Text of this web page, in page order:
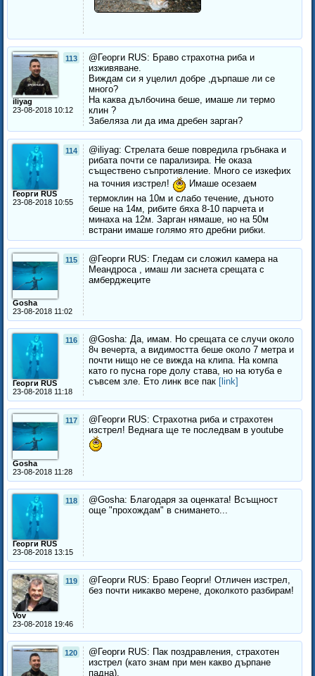
113
iliyag
23-08-2018 10:12
@Георги RUS: Браво страхотна риба и
изживяване.
Виждам си я уцелил добре ,дърпаше ли се
много?
На каква дълбочина беше, имаше ли термо
клин ?
Забеляза ли да има дребен зарган?
114
Георги RUS
23-08-2018 10:55
@iliyag: Стрелата беше повредила гръбнака и
рибата почти се парализира. Не оказа
съществено съпротивление. Много се изкефих
на точния изстрел!
Имаше осезаем
термоклин на 10м и слабо течение, дъното
беше на 14м, рибите бяха 8-10 парчета и
минаха на 12м. Зарган нямаше, но на 50м
встрани имаше голямо ято дребни рибки.
115
Gosha
23-08-2018 11:02
@Георги RUS: Гледам си сложил камера на
Меандроса , имаш ли заснета срещата с
амберджеците
116
Георги RUS
23-08-2018 11:18
@Gosha: Да, имам. Но срещата се случи около
8ч вечерта, а видимостта беше около 7 метра и
почти нищо не се вижда на клипа. На компа
като го пусна горе долу става, но на ютуба е
съвсем зле. Ето линк все пак [link]
117
Gosha
23-08-2018 11:28
@Георги RUS: Страхотна риба и страхотен
изстрел! Веднага ще те последвам в youtube
118
Георги RUS
23-08-2018 13:15
@Gosha: Благодаря за оценката! Всъщност
още "прохождам" в снимането...
119
Vov
23-08-2018 19:46
@Георги RUS: Браво Георги! Отличен изстрел,
без почти никакво мерене, доколкото разбирам!
120
@Георги RUS: Пак поздравления, страхотен
изстрел (като знам при мен какво дърпане
падна).